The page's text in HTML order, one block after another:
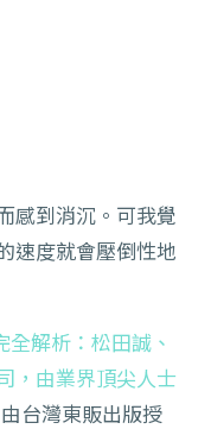
感到消沉。可我覺
速度就會壓倒性地
全解析：松田誠、
，由業界頂尖人士
由台灣東販出版授